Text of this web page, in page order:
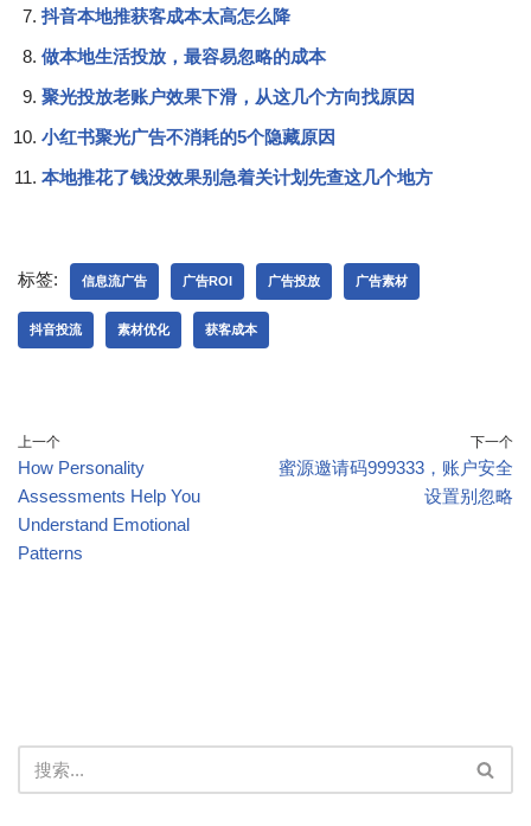
抖音本地推获客成本太高怎么降
做本地生活投放，最容易忽略的成本
聚光投放老账户效果下滑，从这几个方向找原因
小红书聚光广告不消耗的5个隐藏原因
本地推花了钱没效果别急着关计划先查这几个地方
标签: 信息流广告 广告ROI 广告投放 广告素材
抖音投流 素材优化 获客成本
上一个
How Personality
Assessments Help You
Understand Emotional
Patterns
下一个
蜜源邀请码999333，账户安全
设置别忽略